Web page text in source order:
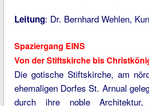
Leitung: Dr. Bernhard Wehlen,
Spaziergang EINS
Von der Stiftskirche bis
Die gotische Stiftskirche, am
ehemaligen Dorfes St. Arnual
durch ihre noble